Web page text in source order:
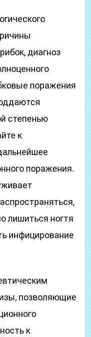
диагноз
поражения
степенью
к
поражения.
лишиться ногтя
инфицирование
позволяющие
к